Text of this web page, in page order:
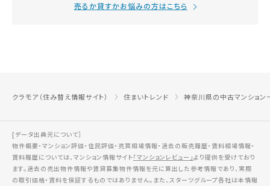
売るか貸すかお悩みの方はこちら
クラモア（住み替え情報サイト） 住まいトレンド 神奈川県の中古マンション
[データ出典元について］
物件概要・マンション評価・住民評価・売買相場情報・過去の販売履歴・賃料相場情報・
賃料履歴については、マンション情報サイト「マンションレビュー」より提供を受けており
ます。過去の売出物件情報や賃貸募集物件情報を元に算出した参考情報であり、実際
の取引価格・賃料を保証するものではありません。また、スターツグループ各社は本情報